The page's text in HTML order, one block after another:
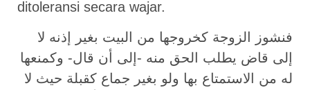
ditoleransi secara wajar.
فنشوز الزوجة كخروجها من البيت بغير إذنه لا
إلى قاض يطلب الحق منه -إلى أن قال- وكمنعها
له من الاستمتاع بها ولو بغير جماع كقبلة حيث لا